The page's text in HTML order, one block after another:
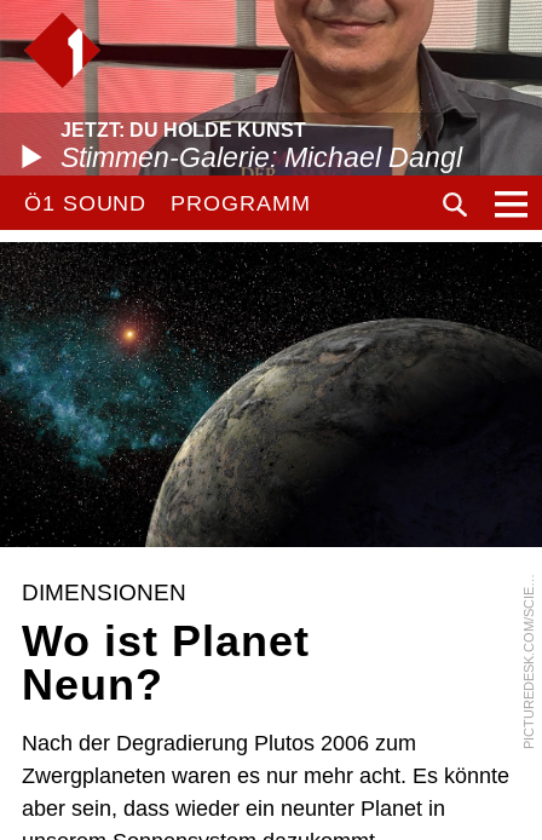
JETZT: DU HOLDE KUNST
Stimmen-Galerie: Michael Dangl
Ö1 SOUND PROGRAMM
P
I
C
T
U
R
E
D
E
S
K
.
C
O
M
/
S
C
I
E
N
C
E
P
H
O
T
O
L
I
B
R
A
R
Y
/
R
O
N
M
I
L
L
E
R
DIMENSIONEN
Wo ist Planet
Neun?
Nach der Degradierung Plutos 2006 zum
Zwergplaneten waren es nur mehr acht. Es könnte
aber sein, dass wieder ein neunter Planet in